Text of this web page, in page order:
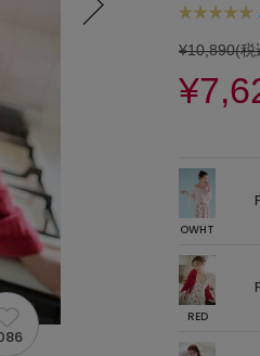
¥10,890(税
OWHT
F
RED
F